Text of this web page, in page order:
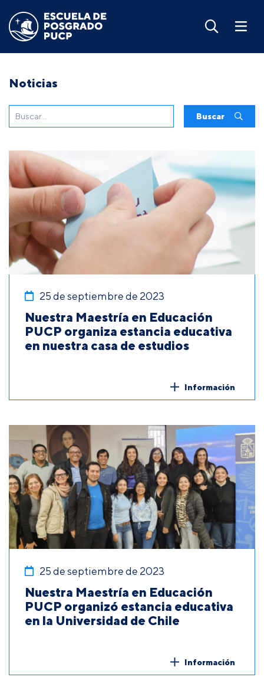
Noticias
Buscar
25 de septiembre de 2023
Nuestra Maestría en Educación
PUCP organiza estancia educativa
en nuestra casa de estudios
Información
25 de septiembre de 2023
Nuestra Maestría en Educación
PUCP organizó estancia educativa
en la Universidad de Chile
Información